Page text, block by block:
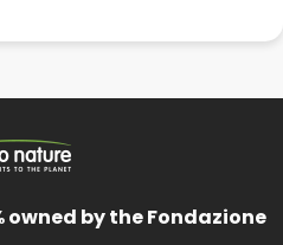
owned by the Fondazione